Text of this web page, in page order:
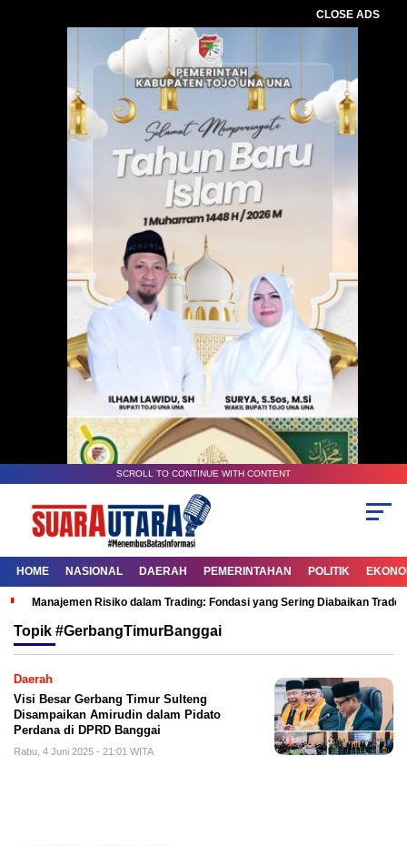
CLOSE ADS
SCROLL TO CONTINUE WITH CONTENT
HOME NASIONAL DAERAH PEMERINTAHAN POLITIK
Manajemen Risiko dalam Trading: Fondasi yang Sering Diabaikan
Topik #GerbangTimurBanggai
Daerah
Visi Besar Gerbang Timur Sulteng
Disampaikan Amirudin dalam Pidato
Perdana di DPRD Banggai
Rabu, 4 Juni 2025 - 21:01 WITA